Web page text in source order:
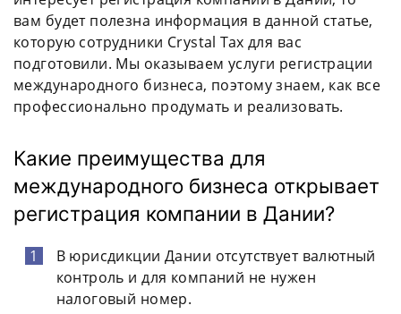
вам будет полезна информация в данной статье,
которую сотрудники Crystal Tax для вас
подготовили. Мы оказываем услуги регистрации
международного бизнеса, поэтому знаем, как все
профессионально продумать и реализовать.
Какие преимущества для
международного бизнеса открывает
регистрация компании в Дании?
В юрисдикции Дании отсутствует валютный
контроль и для компаний не нужен
налоговый номер.